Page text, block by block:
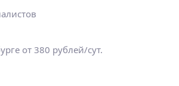
от 380 рублей/сут.